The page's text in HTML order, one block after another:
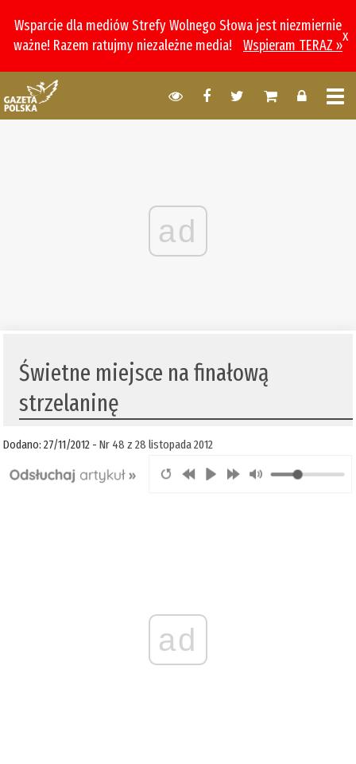
Wsparcie dla mediów Strefy Wolnego Słowa jest niezmiernie
ważne! Razem ratujmy niezależne media!
Wspieram TERAZ »
x
ad
Świetne miejsce na finałową
strzelaninę
Dodano: 27/11/2012 -Nr 48 z 28 listopada 2012
ad